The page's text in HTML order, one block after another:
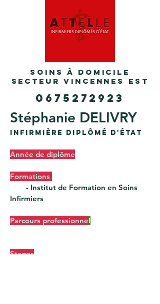
Soins à domicile
secteur vincennes EST
0675272923
Stéphanie DELIVRY
InfirmiÈrE diplômé d'État
Année de diplôme
Formations
- Institut de Formation en Soins
Infirmiers
Parcours professionnel
Stages